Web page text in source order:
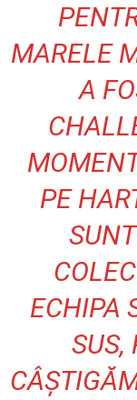
MARELE
A
PE
ECHIPA
SUS,